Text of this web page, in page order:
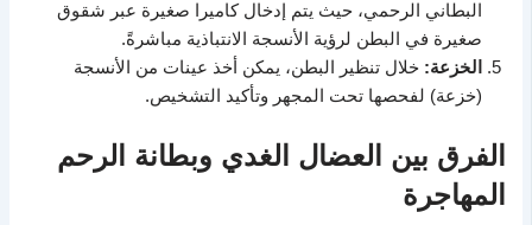
البطاني الرحمي، حيث يتم إدخال كاميرا صغيرة عبر شقوق
صغيرة في البطن لرؤية الأنسجة الانتباذية مباشرةً.
الخزعة: خلال تنظير البطن، يمكن أخذ عينات من الأنسجة
(خزعة) لفحصها تحت المجهر وتأكيد التشخيص.
الفرق بين العضال الغدي وبطانة الرحم
المهاجرة